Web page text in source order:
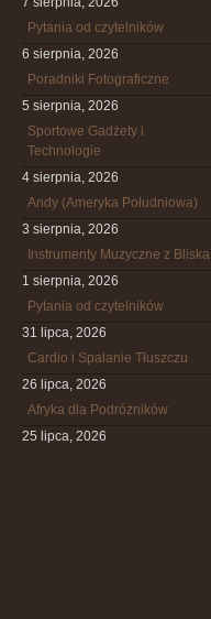
Pytania od czytelników
6 sierpnia, 2026
Poradniki Fotograficzne
5 sierpnia, 2026
Sportowe Gadżety i
Technologie
4 sierpnia, 2026
Andy (Ameryka Południowa)
3 sierpnia, 2026
Instrumenty Muzyczne z Bliska
1 sierpnia, 2026
Pytania od czytelników
31 lipca, 2026
Cardio i Spalanie Tłuszczu
26 lipca, 2026
Afryka dla Podróżników
25 lipca, 2026